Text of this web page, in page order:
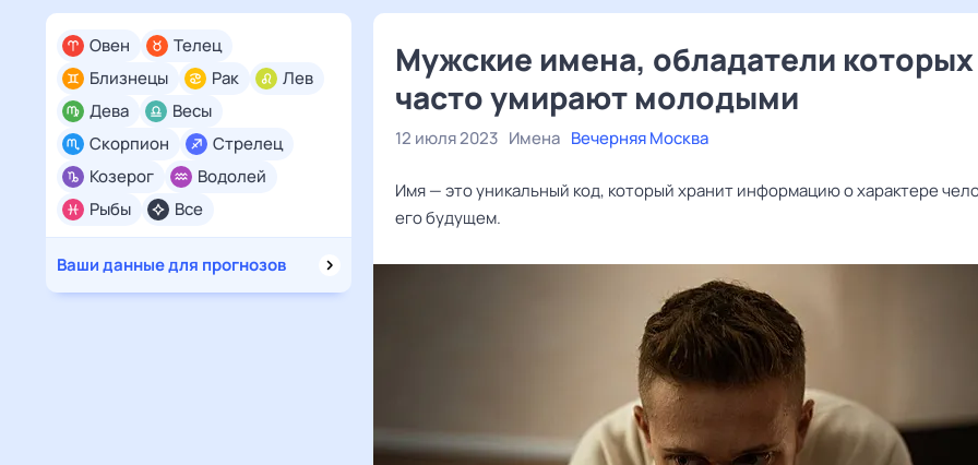
Все
Овен
Телец
Близнецы
Рак
Лев
Дева
Весы
Скорпион
Стрелец
Козерог
Водолей
Рыбы
Ваши данные для прогнозов
Мужские имена, обладатели которых
часто умирают молодыми
12 июля 2023 Имена Вечерняя Москва
Имя — это уникальный код, который хранит информацию о характере
его будущем.